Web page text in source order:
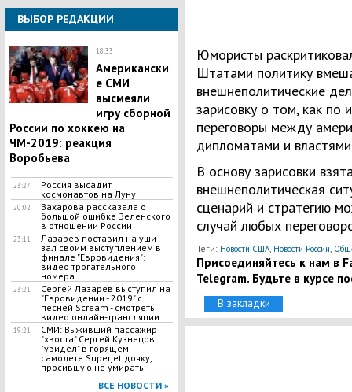
ВЫБОР РЕДАКЦИИ
18:33
Американски
е СМИ
высмеяли
игру сборной
России по хоккею на
ЧМ-2019: реакция
Воробьева
23:27
Россия высадит
космонавтов на Луну
20:02
Захарова рассказала о
большой ошибке Зеленского
в отношении России
23:11
Лазарев поставил на уши
зал своим выступлением в
финале "Евровидения":
видео трогательного
номера
23:21
Сергей Лазарев выступил на
"Евровидении - 2019" с
песней Scream - смотреть
видео онлайн-трансляции
19:21
СМИ: Выживший пассажир
"хвоста" Сергей Кузнецов
"увидел" в горящем
самолете Superjet дочку,
просившую не умирать
ВСЕ НОВОСТИ »
Юмористы
Штатами политику
внешнеполитические
зарисовку о том, как
переговоры между
дипломатами и
В основу зарисовки
внешнеполитическая
сценарий и стратегию
случай любых
Теги: Новости США, Новости России,
Присоединяйтесь к нам в
Telegram. Будьте в курсе
В закладки